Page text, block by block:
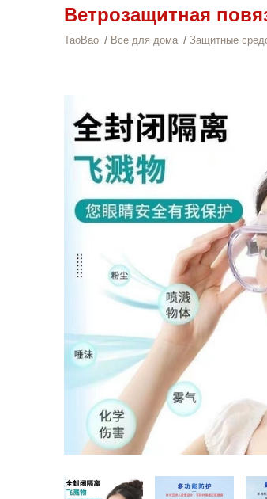
Ветрозащитная
TaoBao Все для дома Защитные